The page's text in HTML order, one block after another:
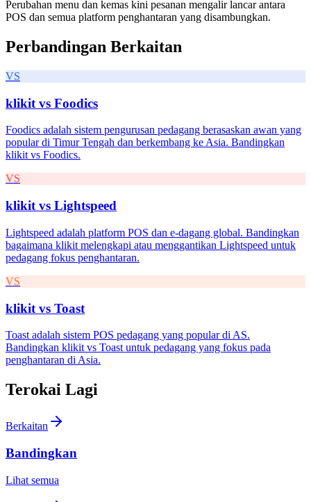
Perubahan menu dan kemas kini pesanan mengalir lancar antara
POS dan semua platform penghantaran yang disambungkan.
Perbandingan Berkaitan
VS
klikit vs Foodics
Foodics adalah sistem pengurusan pedagang berasaskan awan yang
popular di Timur Tengah dan berkembang ke Asia. Bandingkan
klikit vs Foodics.
VS
klikit vs Lightspeed
Lightspeed adalah platform POS dan e-dagang global. Bandingkan
bagaimana klikit melengkapi atau menggantikan Lightspeed untuk
pedagang fokus penghantaran.
VS
klikit vs Toast
Toast adalah sistem POS pedagang yang popular di AS.
Bandingkan klikit vs Toast untuk pedagang yang fokus pada
penghantaran di Asia.
Terokai Lagi
Berkaitan
Bandingkan
Lihat semua